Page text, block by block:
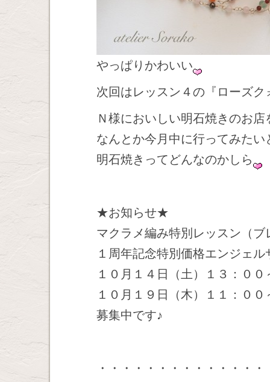
やっぱりかわいい
次回はレッスン４の『ローズ
Ｎ様においしい明石焼きのお
なんとか今月中に行ってみたい
明石焼きってどんなのかしら
★お知らせ★
マクラメ編み特別レッスン（ブ
１周年記念特別価格エンジェ
１０月１４日（土）１３：００
１０月１９日（木）１１：０
募集中です♪
・・・・・・・・・・・・・・